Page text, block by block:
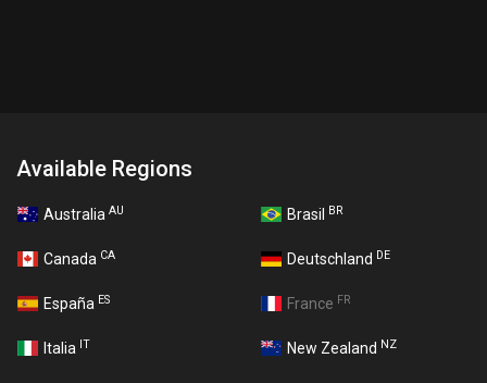
Available Regions
Australia AU Brasil BR
Canada CA Deutschland DE
España ES France FR
Italia IT New Zealand NZ